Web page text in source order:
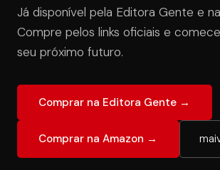
Já disponível pela Editora Gente e
Compre pelos links oficiais e
seu próximo futuro.
Comprar na Editora Gente →
Comprar na Amazon →